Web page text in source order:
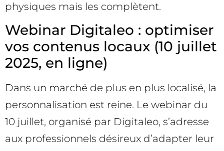
physiques mais les complètent.
Webinar Digitaleo : optimiser
vos contenus locaux (10 juillet
2025, en ligne)
Dans un marché de plus en plus localisé, la
personnalisation est reine. Le webinar du
10 juillet, organisé par Digitaleo, s’adresse
aux professionnels désireux d’adapter leur